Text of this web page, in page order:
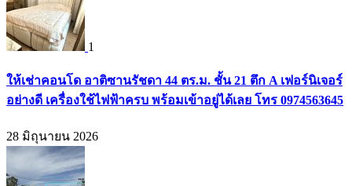
1
ให้เช่าคอนโด อาติซานรัชดา 44 ตร.ม. ชั้น 21 ตึก A เฟอร์นิเจอร์
อย่างดี เครื่องใช้ไฟฟ้าครบ พร้อมเข้าอยู่ได้เลย โทร 0974563645
28 มิถุนายน 2026